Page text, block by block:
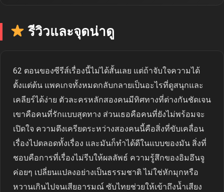
รีวิวและจุดน่าดู
62 ตอนของซีรีส์เรื่องนี้ไม่ได้สั้นเลย แต่ถ้าจับใจความได้
ตั้งแต่ต้น แพคเกจทั้งหมดกลับกลายเป็นอะไรที่ดูสนุกและ
เคลียร์ได้ง่าย ตัวละครหลักสองคนมีทิศทางที่ต่างกันชัดเจน
เขาคือคนที่รักแบบสุดทาง ส่วนเธอคือคนที่ยังไม่พร้อมจะ
เปิดใจ ความตึงเครียดระหว่างสองคนนี้คือสิ่งที่ขับเคลื่อน
เรื่องไปตลอดทั้งเรื่อง และมันก็ทำได้ดีในแบบของมัน สิ่งที่
ชอบคือการที่เรื่องไม่รีบให้ผลลัพธ์ ความรู้สึกของอิมอึนจู
ค่อยๆ เปลี่ยนแปลงอย่างเป็นธรรมชาติ ไม่ใช่หักมุกหรือ
หวานเกินไปจนเสียอารมณ์ ซับไทยช่วยให้เข้าถึงน้ำเสียง